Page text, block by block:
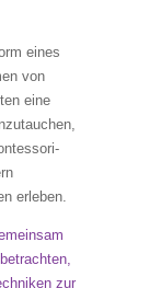
eines
von
eine
erleben.
zur